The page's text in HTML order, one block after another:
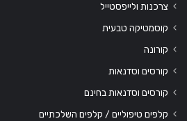
צרכנות ולייפסטייל
קוסמטיקה טבעית
קורונה
קורסים וסדנאות
קורסים וסדנאות בחינם
קלפים טיפוליים / קלפים השלכתיים